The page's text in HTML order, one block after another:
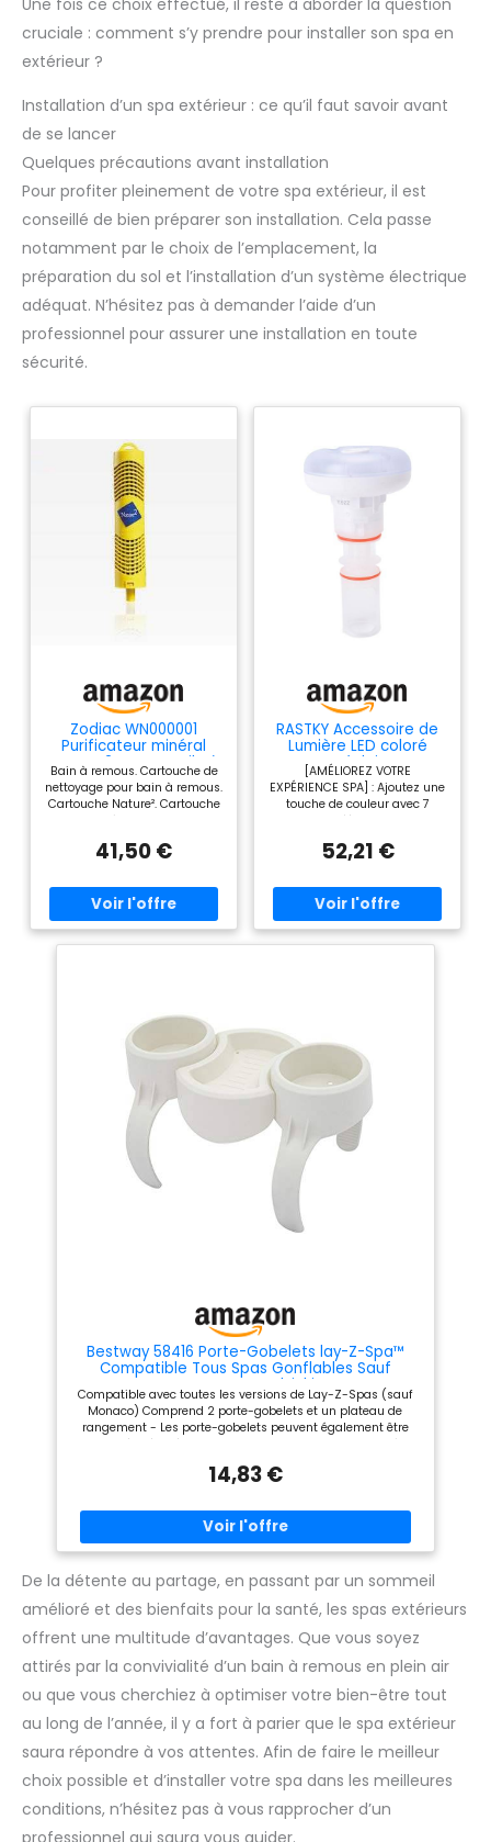
lorsque les températures
baissent. Associés à la
préserver la chaleur de l'eau
afin que vous puissiez profiter
Convient pour une utilisation en intérieur comme en
extérieur. ROBUSTE ET DURABLE - PVC 3 COUCHES : Le
matériau renforcé de haute qualité assure une excellente
stabilité et une bonne tenue de forme. Il résiste ainsi à la
accompagner durablement dans le jardin comme sur la
terrasse. ENTRETIEN FACILE, PLUS DE TEMPS POUR EN
PROFITER : Grâce au système de filtration, aux deux
reste propre plus longtemps. Son utilisation intuitive
réguliers. UTILISABLE TOUTE L'ANNÉE : La fonction antigel
protège efficacement votre spa lorsque les températures
baissent. Associés à la couverture isolante, les attaches et
le tapis de protection contribuent à préserver la chaleur de
l'eau afin que vous puissiez profiter de votre spa en toute
saison.
Une fois ce choix effectué, il reste à aborder la question
cruciale : comment s’y prendre pour installer son spa en
extérieur ?
Installation d’un spa extérieur : ce qu’il faut savoir avant
de se lancer
Quelques précautions avant installation
Pour profiter pleinement de votre spa extérieur, il est
conseillé de bien préparer son installation. Cela passe
notamment par le choix de l’emplacement, la
préparation du sol et l’installation d’un système électrique
adéquat. N’hésitez pas à demander l’aide d’un
professionnel pour assurer une installation en toute
sécurité.
Zodiac WN000001
Purificateur minéral
Nature 2 Spa - Facile à
Installer
Bain à remous. Cartouche de
nettoyage pour bain à remous.
Cartouche Nature². Cartouche
pour bain à remous. Nature²
41,50 €
RASTKY Accessoire de
Lumière LED coloré
pour, éclairage
Romantique Multicolore
pour Spa, Facile à
Installer
[AMÉLIOREZ VOTRE
EXPÉRIENCE SPA] : Ajoutez une
touche de couleur avec 7
options d'éclairage LED,
nouveau niveau. [ÉCLAIRAGE
la détente, à la romance ou à
l'excitation avec des effets
d'éclairage personnalisables
pour chaque occasion.
assistance professionnelle.
[TECHNOLOGIE ] : les lumières
LED économes en énergie
offrent un éclairage lumineux
conscience environnementale
et une durée de vie prolongée.
[CONCEPTION DURABLE ET
IMPERMÉABLE]: Conçu pour
résister aux conditions sous-
performances et une sécurité
durables dans votre spa.
52,21 €
Bestway 58416 Porte-Gobelets lay-Z-Spa™
Compatible Tous Spas Gonflables Sauf
Monaco et Helsinki
Compatible avec toutes les versions de Lay-Z-Spas (sauf
Monaco) Comprend 2 porte-gobelets et un plateau de
rangement - Les porte-gobelets peuvent également être
installés séparément Garde vos boissons ou snacks à
facilement fixé n'importe où sur la paroi latérale Carton
14,83 €
De la détente au partage, en passant par un sommeil
amélioré et des bienfaits pour la santé, les spas extérieurs
offrent une multitude d’avantages. Que vous soyez
attirés par la convivialité d’un bain à remous en plein air
ou que vous cherchiez à optimiser votre bien-être tout
au long de l’année, il y a fort à parier que le spa extérieur
saura répondre à vos attentes. Afin de faire le meilleur
choix possible et d’installer votre spa dans les meilleures
conditions, n’hésitez pas à vous rapprocher d’un